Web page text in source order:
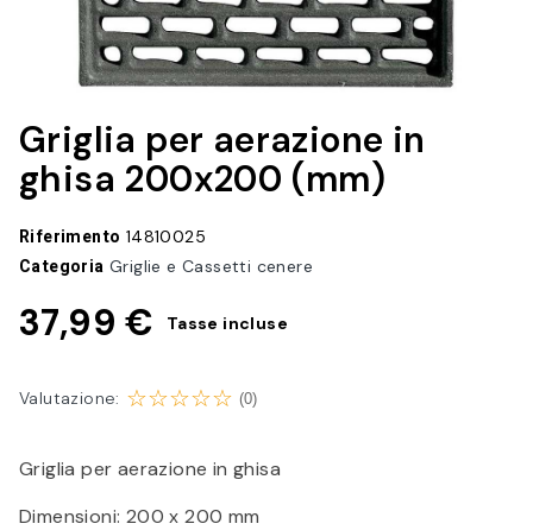
Griglia per aerazione in
ghisa 200x200 (mm)
Riferimento 14810025
Categoria Griglie e Cassetti cenere
37,99 € Tasse incluse
Valutazione: (0)
Griglia per aerazione in ghisa
Dimensioni: 200 x 200 mm